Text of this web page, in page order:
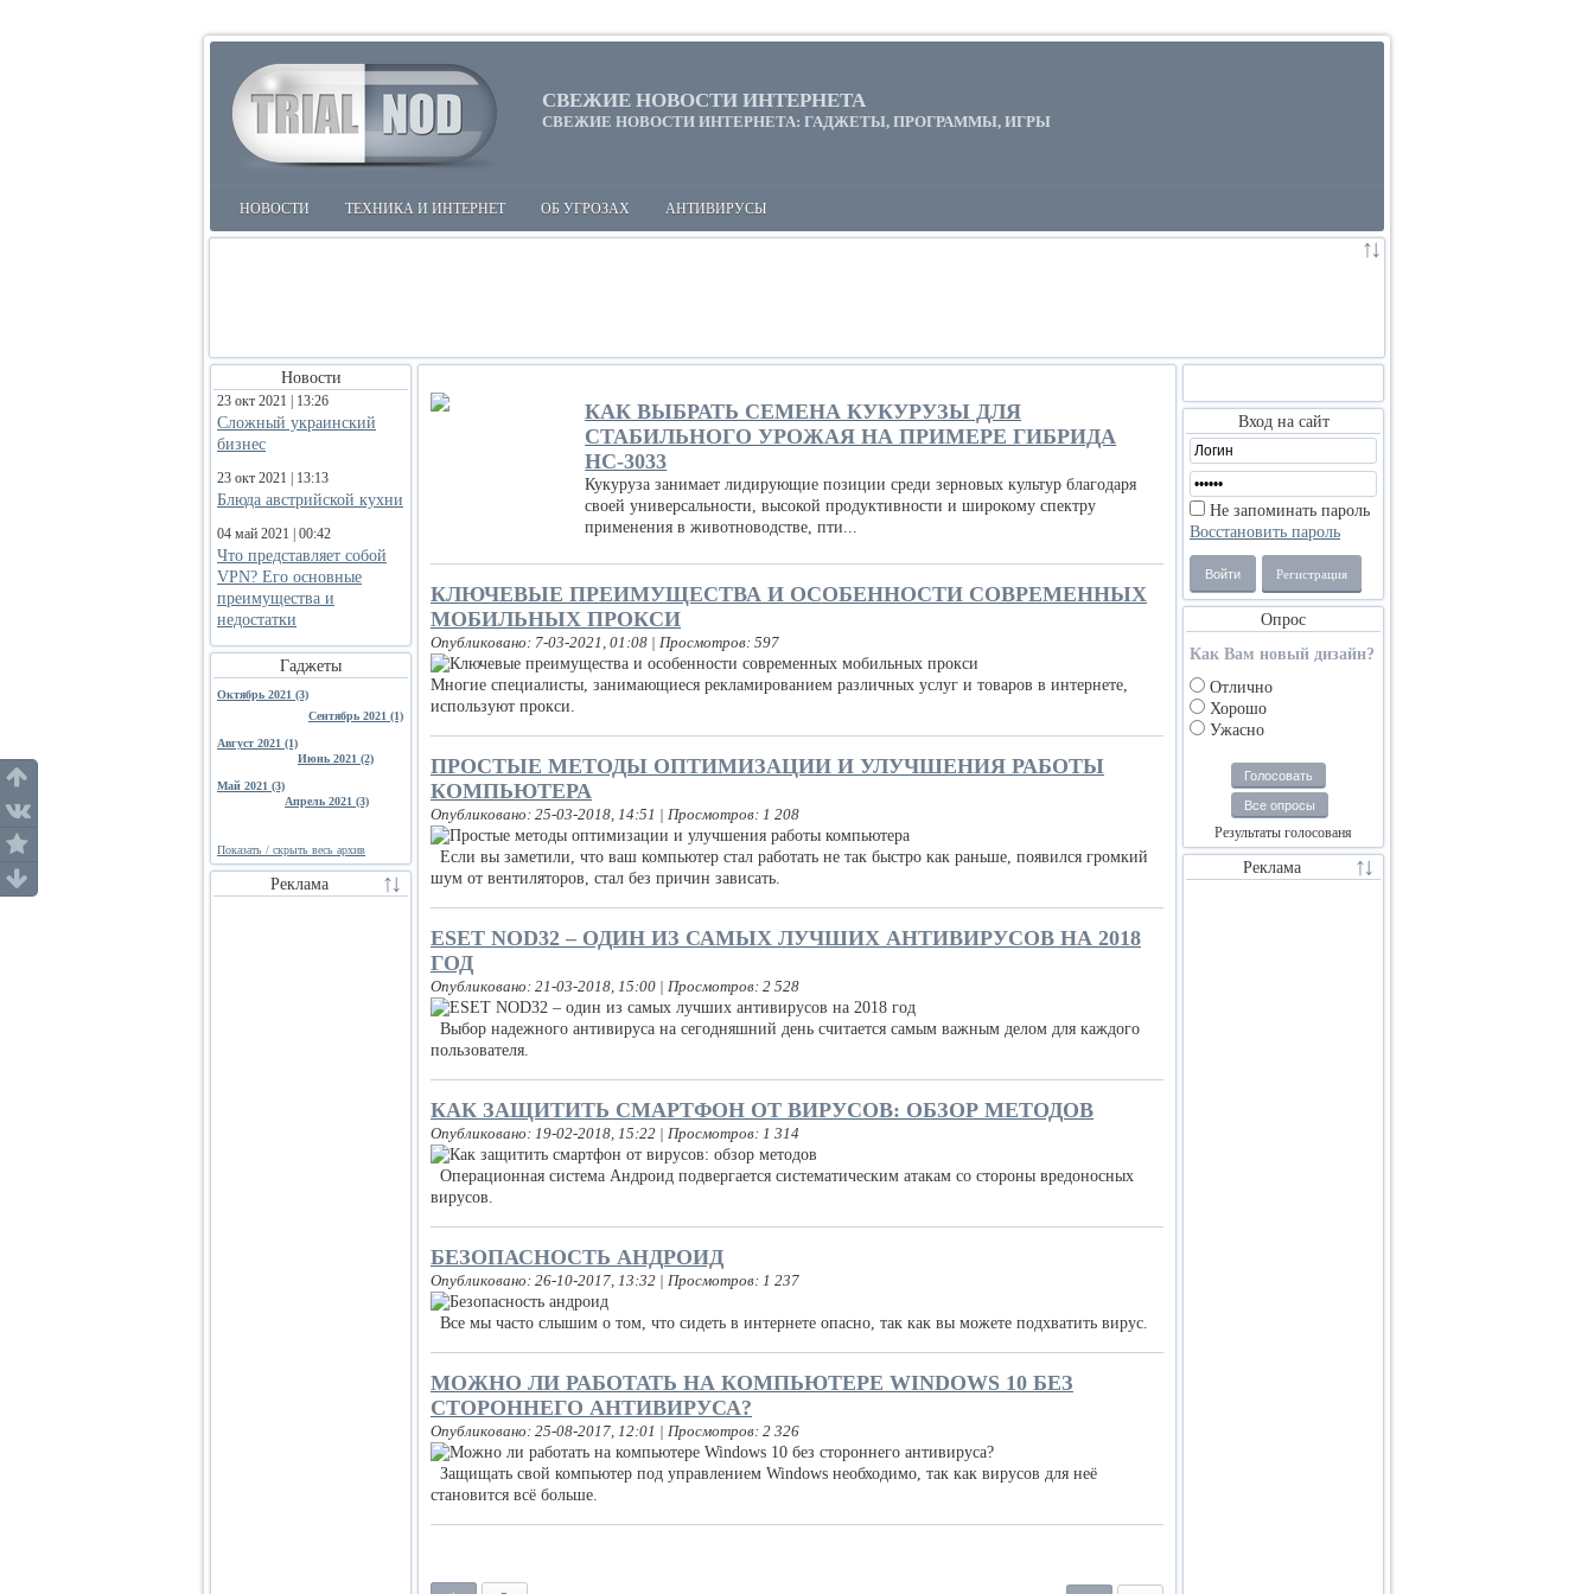
СВЕЖИЕ НОВОСТИ ИНТЕРНЕТА
СВЕЖИЕ НОВОСТИ ИНТЕРНЕТА: ГАДЖЕТЫ, ПРОГРАММЫ, ИГРЫ
НОВОСТИ ТЕХНИКА И ИНТЕРНЕТ ОБ УГРОЗАХ АНТИВИРУСЫ
Новости
23 окт 2021 | 13:26
Сложный украинский
бизнес
23 окт 2021 | 13:13
Блюда австрийской кухни
04 май 2021 | 00:42
Что представляет собой
VPN? Его основные
преимущества и
недостатки
Гаджеты
Октябрь 2021 (3)
Сентябрь 2021 (1)
Август 2021 (1)
Июнь 2021 (2)
Май 2021 (3)
Апрель 2021 (3)
Показать / скрыть весь архив
Реклама
КАК ВЫБРАТЬ СЕМЕНА КУКУРУЗЫ ДЛЯ
СТАБИЛЬНОГО УРОЖАЯ НА ПРИМЕРЕ ГИБРИДА
НС-3033
Кукуруза занимает лидирующие позиции среди зерновых культур благодаря
своей универсальности, высокой продуктивности и широкому спектру
применения в животноводстве, пти...
КЛЮЧЕВЫЕ ПРЕИМУЩЕСТВА И ОСОБЕННОСТИ СОВРЕМЕННЫХ
МОБИЛЬНЫХ ПРОКСИ
Опубликовано: 7-03-2021, 01:08 | Просмотров: 597
Многие специалисты, занимающиеся рекламированием различных услуг и товаров в интернете,
используют прокси.
ПРОСТЫЕ МЕТОДЫ ОПТИМИЗАЦИИ И УЛУЧШЕНИЯ РАБОТЫ
КОМПЬЮТЕРА
Опубликовано: 25-03-2018, 14:51 | Просмотров: 1 208
Если вы заметили, что ваш компьютер стал работать не так быстро как раньше, появился громкий
шум от вентиляторов, стал без причин зависать.
ESET NOD32 – ОДИН ИЗ САМЫХ ЛУЧШИХ АНТИВИРУСОВ НА 2018
ГОД
Опубликовано: 21-03-2018, 15:00 | Просмотров: 2 528
Выбор надежного антивируса на сегодняшний день считается самым важным делом для каждого
пользователя.
КАК ЗАЩИТИТЬ СМАРТФОН ОТ ВИРУСОВ: ОБЗОР МЕТОДОВ
Опубликовано: 19-02-2018, 15:22 | Просмотров: 1 314
Операционная система Андроид подвергается систематическим атакам со стороны вредоносных
вирусов.
БЕЗОПАСНОСТЬ АНДРОИД
Опубликовано: 26-10-2017, 13:32 | Просмотров: 1 237
Все мы часто слышим о том, что сидеть в интернете опасно, так как вы можете подхватить вирус.
МОЖНО ЛИ РАБОТАТЬ НА КОМПЬЮТЕРЕ WINDOWS 10 БЕЗ
СТОРОННЕГО АНТИВИРУСА?
Опубликовано: 25-08-2017, 12:01 | Просмотров: 2 326
Защищать свой компьютер под управлением Windows необходимо, так как вирусов для неё
становится всё больше.
Вход на сайт
Не запоминать пароль
Восстановить пароль
Войти Регистрация
Опрос
Как Вам новый дизайн?
Отлично
Хорошо
Ужасно
Голосовать
Все опросы
Результаты голосованя
Реклама